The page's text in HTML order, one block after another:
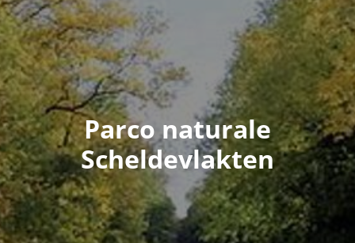
Parco naturale
Scheldevlakten